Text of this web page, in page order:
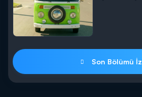
Son Bölümü